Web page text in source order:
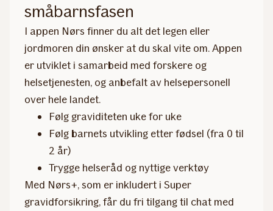
småbarnsfasen
I appen Nørs finner du alt det legen eller
jordmoren din ønsker at du skal vite om. Appen
er utviklet i samarbeid med forskere og
helsetjenesten, og anbefalt av helsepersonell
over hele landet.
Følg graviditeten uke for uke
Følg barnets utvikling etter fødsel (fra 0 til
2 år)
Trygge helseråd og nyttige verktøy
Med Nørs+, som er inkludert i Super
gravidforsikring, får du fri tilgang til chat med